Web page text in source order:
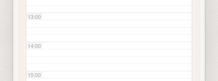
13:00
14:00
15:00